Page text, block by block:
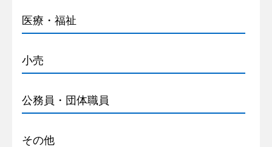
医療・福祉
小売
公務員・団体職員
その他